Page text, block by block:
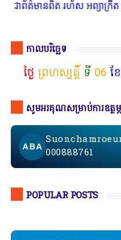
ហ័ស អព្យាក្រឹត និងរៀបចំ ជ្រើ
កាលបរិច្ឆេទ
ថ្ងៃ ព្រហស្បត្តិ៍ ទី 06 ខែ
សូមអរគុណសម្រាប់ការឧត្ថម្ភ
000888761
POPULAR POSTS